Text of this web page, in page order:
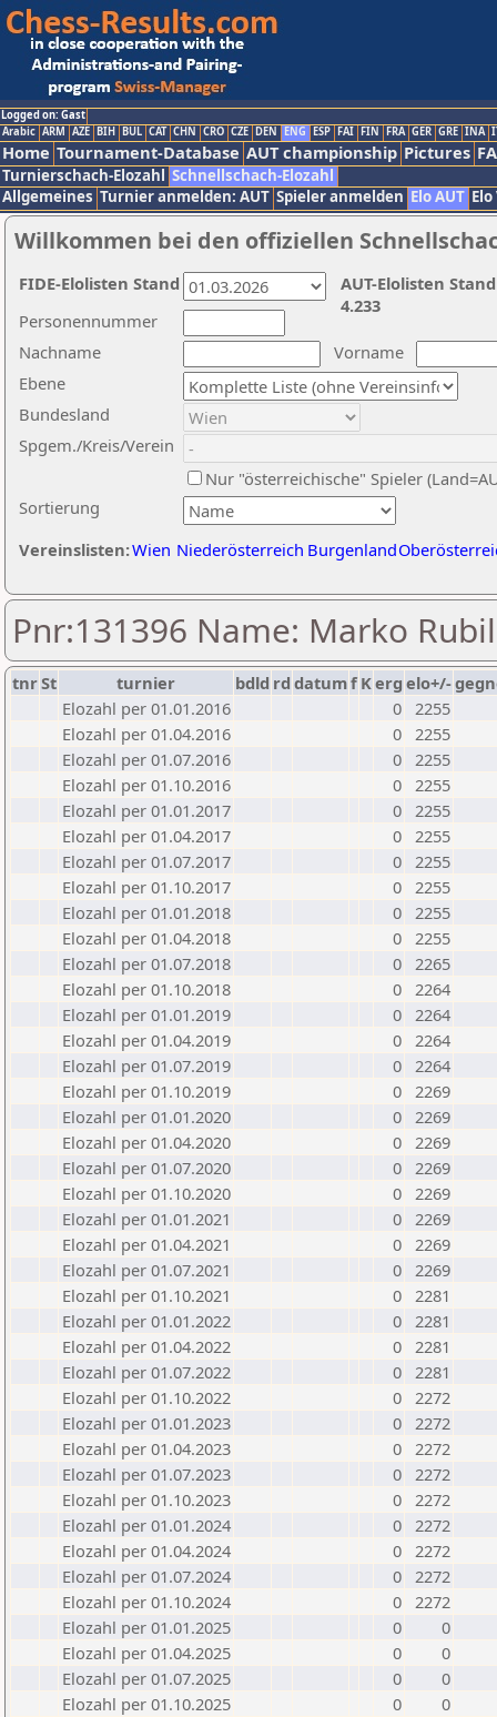
Logged on: Gast
Arabic ARM AZE BIH BUL CAT CHN CRO CZE DEN ENG ESP FAI FIN FRA GER GRE INA
Home Tournament-Database AUT championship Pictures
Turnierschach-Elozahl Schnellschach-Elozahl
Allgemeines Turnier anmelden: AUT Spieler anmelden Elo AUT
Willkommen bei den offiziellen
Nachname
Vorname
Ebene
Sortierung
Personennummer
Bundesland
Spgem./Kreis/Verein
Nur "österreichische" Spieler
Vereinslisten:Wien Niederösterreich Burgenland
AUT-Elolisten
4.233
FIDE-Elolisten Stand
Pnr:131396 Name: Marko Rubil
tnrSt turnier bdld rd datumf Kerg elo+/-
Elozahl per 01.01.2016
0 2255
Elozahl per 01.04.2016
0 2255
Elozahl per 01.07.2016
0 2255
Elozahl per 01.10.2016
0 2255
Elozahl per 01.01.2017
0 2255
Elozahl per 01.04.2017
0 2255
Elozahl per 01.07.2017
0 2255
Elozahl per 01.10.2017
0 2255
Elozahl per 01.01.2018
0 2255
Elozahl per 01.04.2018
0 2255
Elozahl per 01.07.2018
0 2265
Elozahl per 01.10.2018
0 2264
Elozahl per 01.01.2019
0 2264
Elozahl per 01.04.2019
0 2264
Elozahl per 01.07.2019
0 2264
Elozahl per 01.10.2019
0 2269
Elozahl per 01.01.2020
0 2269
Elozahl per 01.04.2020
0 2269
Elozahl per 01.07.2020
0 2269
Elozahl per 01.10.2020
0 2269
Elozahl per 01.01.2021
0 2269
Elozahl per 01.04.2021
0 2269
Elozahl per 01.07.2021
0 2269
Elozahl per 01.10.2021
0 2281
Elozahl per 01.01.2022
0 2281
Elozahl per 01.04.2022
0 2281
Elozahl per 01.07.2022
0 2281
Elozahl per 01.10.2022
0 2272
Elozahl per 01.01.2023
0 2272
Elozahl per 01.04.2023
0 2272
Elozahl per 01.07.2023
0 2272
Elozahl per 01.10.2023
0 2272
Elozahl per 01.01.2024
0 2272
Elozahl per 01.04.2024
0 2272
Elozahl per 01.07.2024
0 2272
Elozahl per 01.10.2024
0 2272
Elozahl per 01.01.2025
0
0
Elozahl per 01.04.2025
0
0
Elozahl per 01.07.2025
0
0
Elozahl per 01.10.2025
0
0